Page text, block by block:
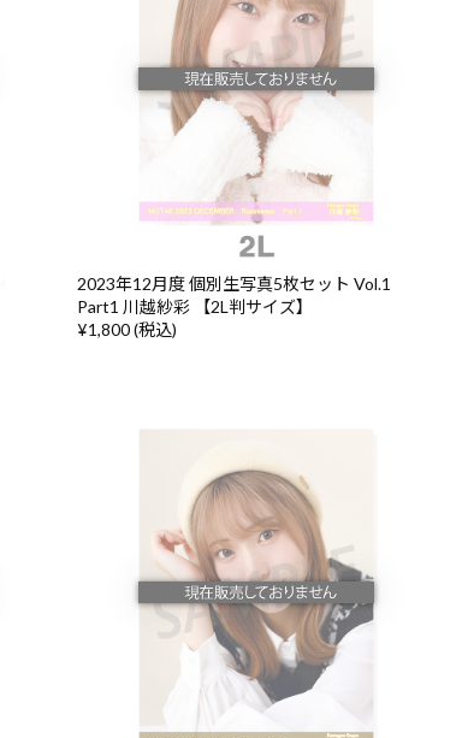
2023年12月度 個別生写真5枚セット Vol.1
Part1 川越紗彩 【2L判サイズ】
¥1,800 (税込)